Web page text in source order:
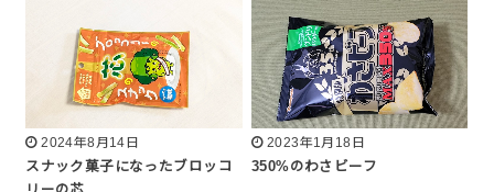
2024年8月14日
スナック菓子になったブロッコ
2023年1月18日
350%のわさビーフ